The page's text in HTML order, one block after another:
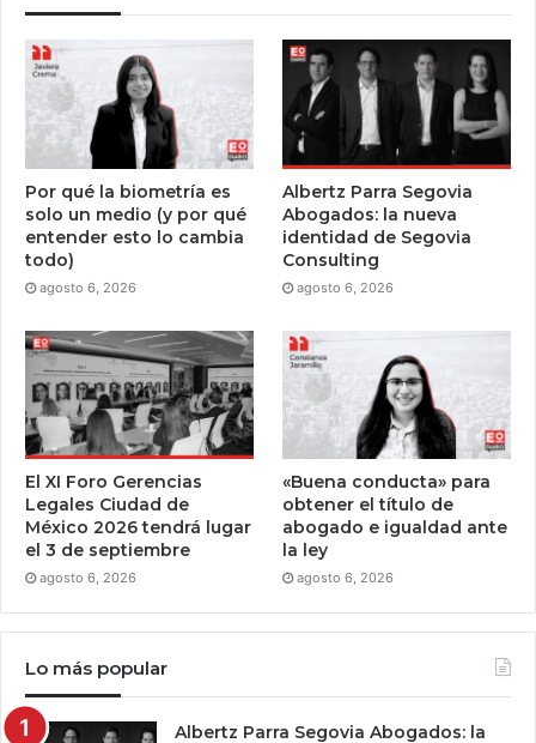
Por qué la biometría es
solo un medio (y por qué
entender esto lo cambia
todo)
agosto 6, 2026
Albertz Parra Segovia
Abogados: la nueva
identidad de Segovia
Consulting
agosto 6, 2026
El XI Foro Gerencias
Legales Ciudad de
México 2026 tendrá lugar
el 3 de septiembre
agosto 6, 2026
«Buena conducta» para
obtener el título de
abogado e igualdad ante
la ley
agosto 6, 2026
Lo más popular
Albertz Parra Segovia Abogados: la